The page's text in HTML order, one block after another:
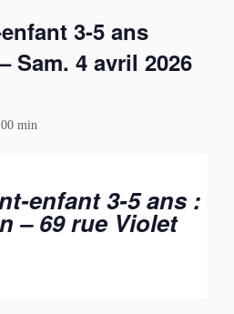
3-5 ans
Sam. 4 avril 2026
min
enfant 3-5 ans :
– 69 rue Violet